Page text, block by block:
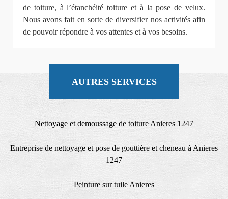
de toiture, à l’étanchéité toiture et à la pose de velux.
Nous avons fait en sorte de diversifier nos activités afin
de pouvoir répondre à vos attentes et à vos besoins.
AUTRES SERVICES
Nettoyage et demoussage de toiture Anieres 1247
Entreprise de nettoyage et pose de gouttière et cheneau à Anieres
1247
Peinture sur tuile Anieres